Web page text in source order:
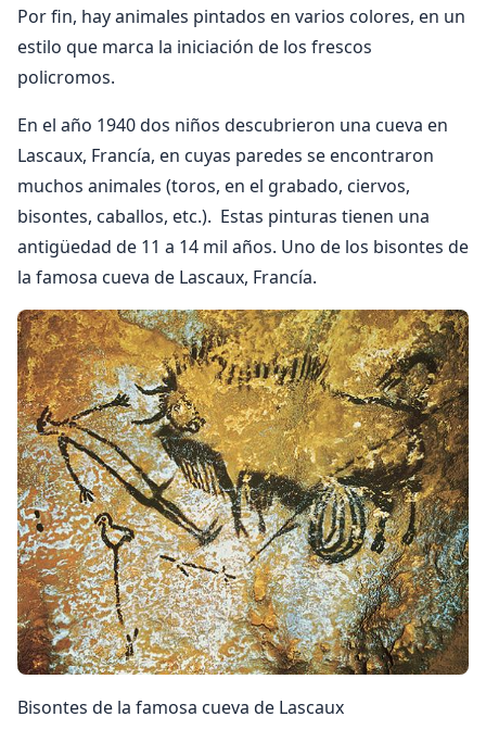
Por fin, hay animales pintados en varios colores, en un
estilo que marca la iniciación de los frescos
policromos.
En el año 1940 dos niños descubrieron una cueva en
Las­caux, Francía, en cuyas paredes se encontraron
muchos animales (toros, en el grabado, ciervos,
bisontes, caballos, etc.). Estas pinturas tienen una
antigüe­dad de 11 a 14 mil años. Uno de los bison­tes de
la famosa cueva de Lascaux, Francía.
Bison­tes de la famosa cueva de Lascaux